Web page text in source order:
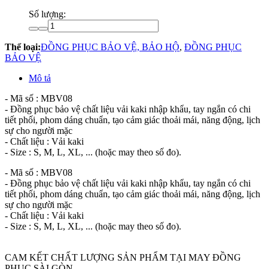
Số lượng:
Thể loại:ĐỒNG PHỤC BẢO VỆ, BẢO HỘ, ĐỒNG PHỤC
BẢO VỆ
Mô tả
- Mã số : MBV08
- Đồng phục bảo vệ chất liệu vải kaki nhập khẩu, tay ngắn có chi
tiết phối, phom dáng chuẩn, tạo cảm giác thoải mái, năng động, lịch
sự cho người mặc
- Chất liệu : Vải kaki
- Size : S, M, L, XL, ... (hoặc may theo số đo).
- Mã số : MBV08
- Đồng phục bảo vệ chất liệu vải kaki nhập khẩu, tay ngắn có chi
tiết phối, phom dáng chuẩn, tạo cảm giác thoải mái, năng động, lịch
sự cho người mặc
- Chất liệu : Vải kaki
- Size : S, M, L, XL, ... (hoặc may theo số đo).
CAM KẾT CHẤT LƯỢNG SẢN PHẨM TẠI MAY ĐỒNG